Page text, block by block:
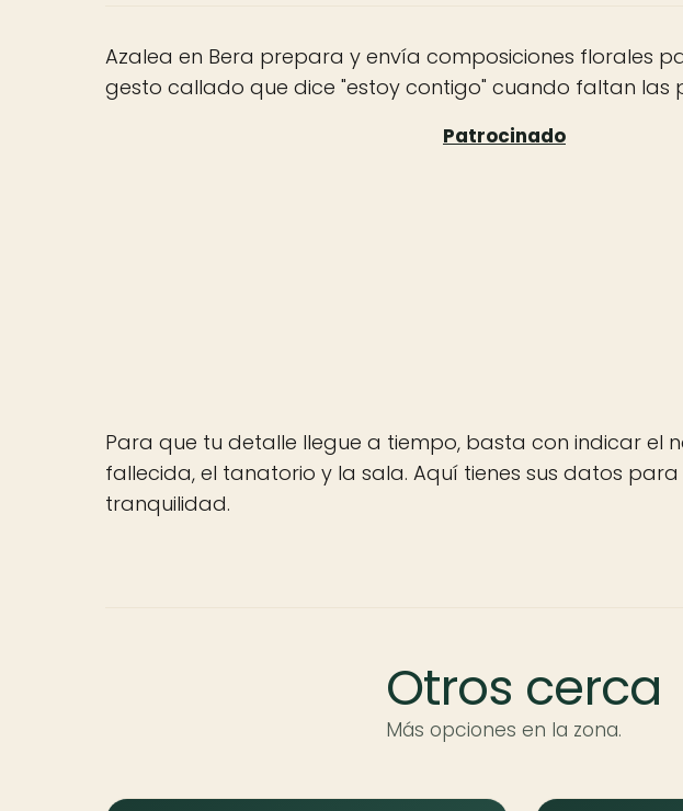
Azalea en Bera prepara y envía composiciones florales
gesto callado que dice "estoy contigo" cuando faltan las
Para que tu detalle llegue a tiempo, basta con indicar el
fallecida, el tanatorio y la sala. Aquí tienes sus datos
tranquilidad.
Otros cerca
Más opciones en la zona.